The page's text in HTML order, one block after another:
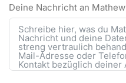
Deine Nachricht an Mathew